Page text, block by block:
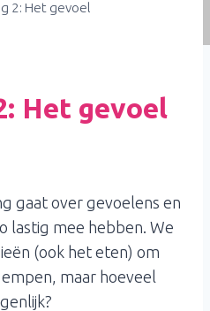
2: Het gevoel
Het gevoel
gaat over gevoelens en
lastig mee hebben. We
(ook het eten) om
maar hoeveel